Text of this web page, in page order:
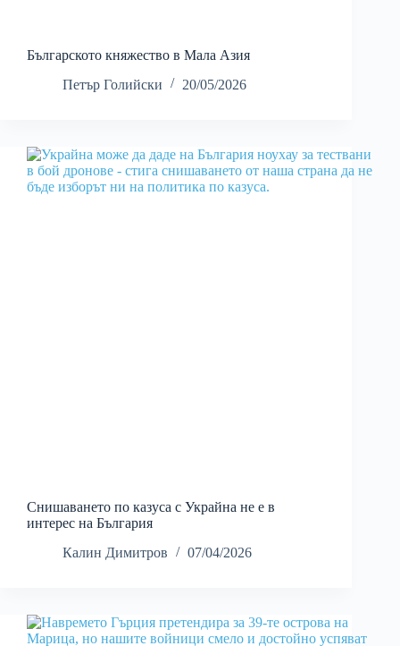
Българското княжество в Мала Азия
Петър Голийски
20/05/2026
Снишаването по казуса с Украйна не е в
интерес на България
Калин Димитров
07/04/2026